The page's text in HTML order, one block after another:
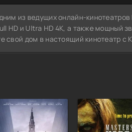
из ведущих онлайн-
HD и Ultra HD 4K, а также мощный
свой дом в настоящий кинотеатр с